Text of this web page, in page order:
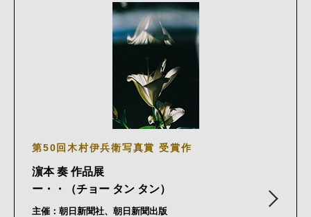
第50回木村伊兵衛写真賞 受賞作
濵本 奏 作品展
ー・・（チョー タン タン）
主催：朝日新聞社、朝日新聞出版